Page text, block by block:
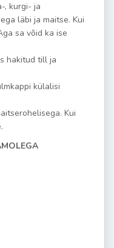
, kurgi- ja
läbi ja maitse. Kui
sa võid ka ise
hakitud till ja
külalisi
Kui